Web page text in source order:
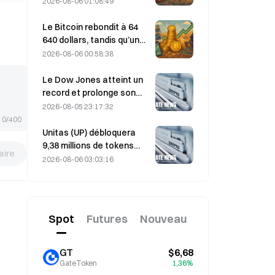
0/400
l’équipe affirme que les
fonds des utilisateurs
n’ont pas été perdus
Le Bitcoin rebondit à 64
640 dollars, tandis qu’une
vulnérabilité de Coldcard
portefeuilles actifs à son
plus haut niveau en trois
mois
2026-08-06 00:58:38
Le Dow Jones atteint un
record et prolonge son
rallye de cinq jours durant
investissements dans l’IA
stimulent les gains
2026-08-05 23:17:32
Unitas (UP) débloquera
9,38 millions de tokens
d’une valeur de 3,18
2026-08-06 03:03:16
Spot Futures Nouveau
GT
GateToken
$6,68
1,36%